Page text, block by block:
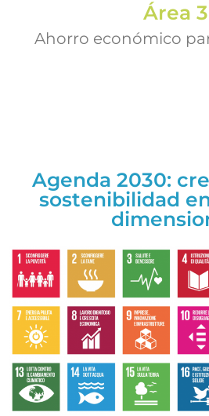
Área 3
Ahorro económico
Agenda 2030:
sostenibilidad